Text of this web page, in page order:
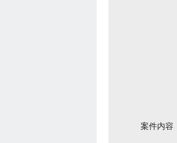
案件内容